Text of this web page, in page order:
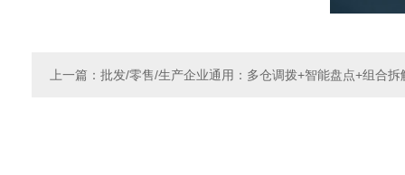
上一篇 ：批发/零售/生产企业通用：多仓调拨+智能盘点+组合